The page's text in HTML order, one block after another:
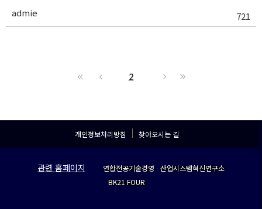
admie 721
2
개인정보처리방침 찾아오시는 길
관련 홈페이지 연합전공기술경영 산업시스템혁신연구소
BK21 FOUR